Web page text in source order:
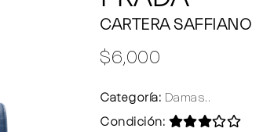
CARTERA SAFFIANO
$6,000
Categoría: Damas..
Condición: